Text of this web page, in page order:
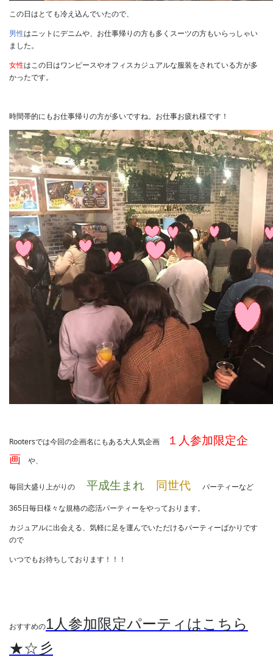
この日はとても冷え込んでいたので、
男性はニットにデニムや、お仕事帰りの方も多くスーツの方もいらっしゃい
ました。
女性はこの日はワンピースやオフィスカジュアルな服装をされている方が多
かったです。
時間帯的にもお仕事帰りの方が多いですね。お仕事お疲れ様です！
Rootersでは今回の企画名にもある大人気企画
１人参加限定企
画 や、
毎回大盛り上がりの 平成生まれ 同世代 パーティーなど
365日毎日様々な規格の恋活パーティーをやっております。
カジュアルに出会える、気軽に足を運んでいただけるパーティーばかりです
ので
いつでもお待ちしております！！！
おすすめの1人参加限定パーティはこちら
★☆彡